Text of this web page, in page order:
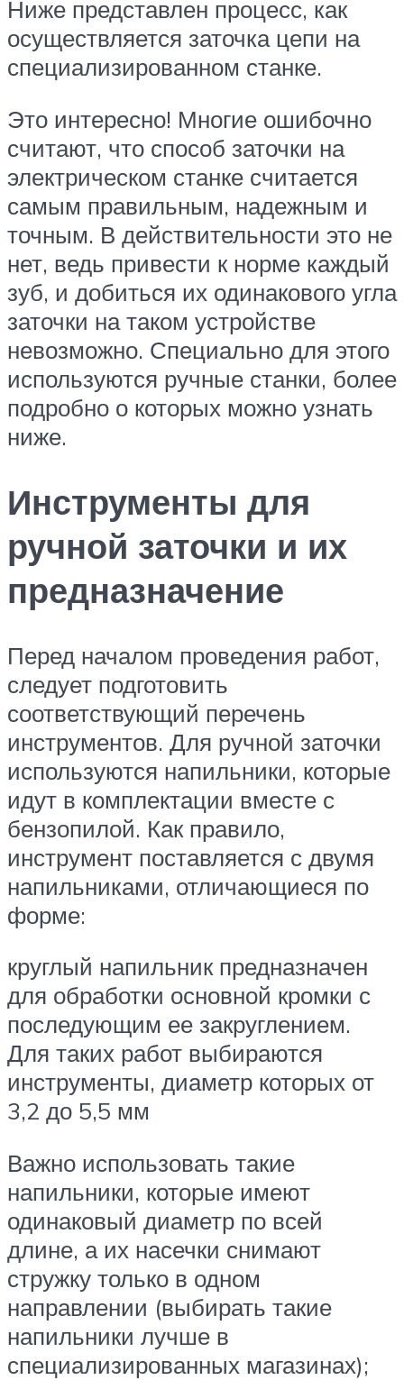
Ниже представлен процесс, как
осуществляется заточка цепи на
специализированном станке.
Это интересно! Многие ошибочно
считают, что способ заточки на
электрическом станке считается
самым правильным, надежным и
точным. В действительности это не
нет, ведь привести к норме каждый
зуб, и добиться их одинакового угла
заточки на таком устройстве
невозможно. Специально для этого
используются ручные станки, более
подробно о которых можно узнать
ниже.
Инструменты для
ручной заточки и их
предназначение
Перед началом проведения работ,
следует подготовить
соответствующий перечень
инструментов. Для ручной заточки
используются напильники, которые
идут в комплектации вместе с
бензопилой. Как правило,
инструмент поставляется с двумя
напильниками, отличающиеся по
форме:
круглый напильник предназначен
для обработки основной кромки с
последующим ее закруглением.
Для таких работ выбираются
инструменты, диаметр которых от
3,2 до 5,5 мм
Важно использовать такие
напильники, которые имеют
одинаковый диаметр по всей
длине, а их насечки снимают
стружку только в одном
направлении (выбирать такие
напильники лучше в
специализированных магазинах);